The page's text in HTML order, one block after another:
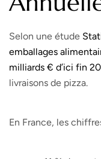
Selon une étude
emballages
milliards € d’ici fin
livraisons de pizza.
En France, les